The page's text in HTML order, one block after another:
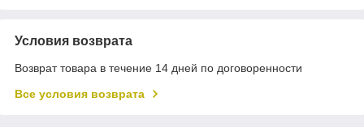
Условия возврата
Возврат товара в течение 14 дней по договоренности
Все условия возврата